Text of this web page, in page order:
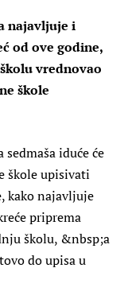
najavljuje i
od ove godine,
vrednovao
škole
iduće će
škole upisivati
kako najavljuje
priprema
školu, &nbsp;a
do upisa u